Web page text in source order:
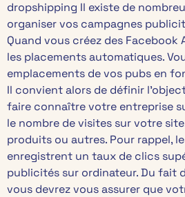
dropshipping Il existe de
organiser vos campagnes
Quand vous créez des Facebook
les placements automatiques.
emplacements de vos pubs en
Il convient alors de définir
faire connaître votre entreprise
le nombre de visites sur votre
produits ou autres. Pour rappel,
enregistrent un taux de clics
publicités sur ordinateur. Du fait
vous devrez vous assurer que